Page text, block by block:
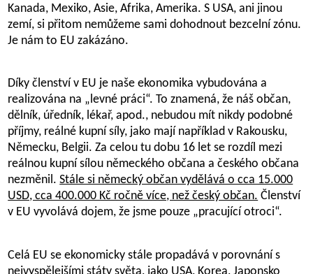
Kanada, Mexiko, Asie, Afrika, Amerika. S USA, ani jinou
zemí, si přitom nemůžeme sami dohodnout bezcelní zónu.
Je nám to EU zakázáno.
Díky členství v EU je naše ekonomika vybudována a
realizována na „levné práci“. To znamená, že náš občan,
dělník, úředník, lékař, apod., nebudou mít nikdy podobné
příjmy, reálné kupní síly, jako mají například v Rakousku,
Německu, Belgii. Za celou tu dobu 16 let se rozdíl mezi
reálnou kupní sílou německého občana a českého občana
nezměnil.Stále si německý občan vydělává o cca 15.000
USD, cca 400.000 Kč ročně více, než český občan. Členství
v EU vyvolává dojem, že jsme pouze „pracující otroci“.
Celá EU se ekonomicky stále propadává v porovnání s